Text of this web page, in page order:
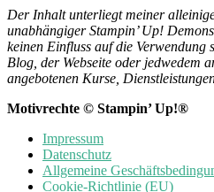
Der Inhalt unterliegt meiner
unabhängiger Stampin’ Up!
keinen Einfluss auf die Verwendung
Blog, der Webseite oder jedwedem
angebotenen Kurse,
Motivrechte © Stampin’ Up!®
Impressum
Datenschutz
Allgemeine
Cookie-Richtlinie (EU)